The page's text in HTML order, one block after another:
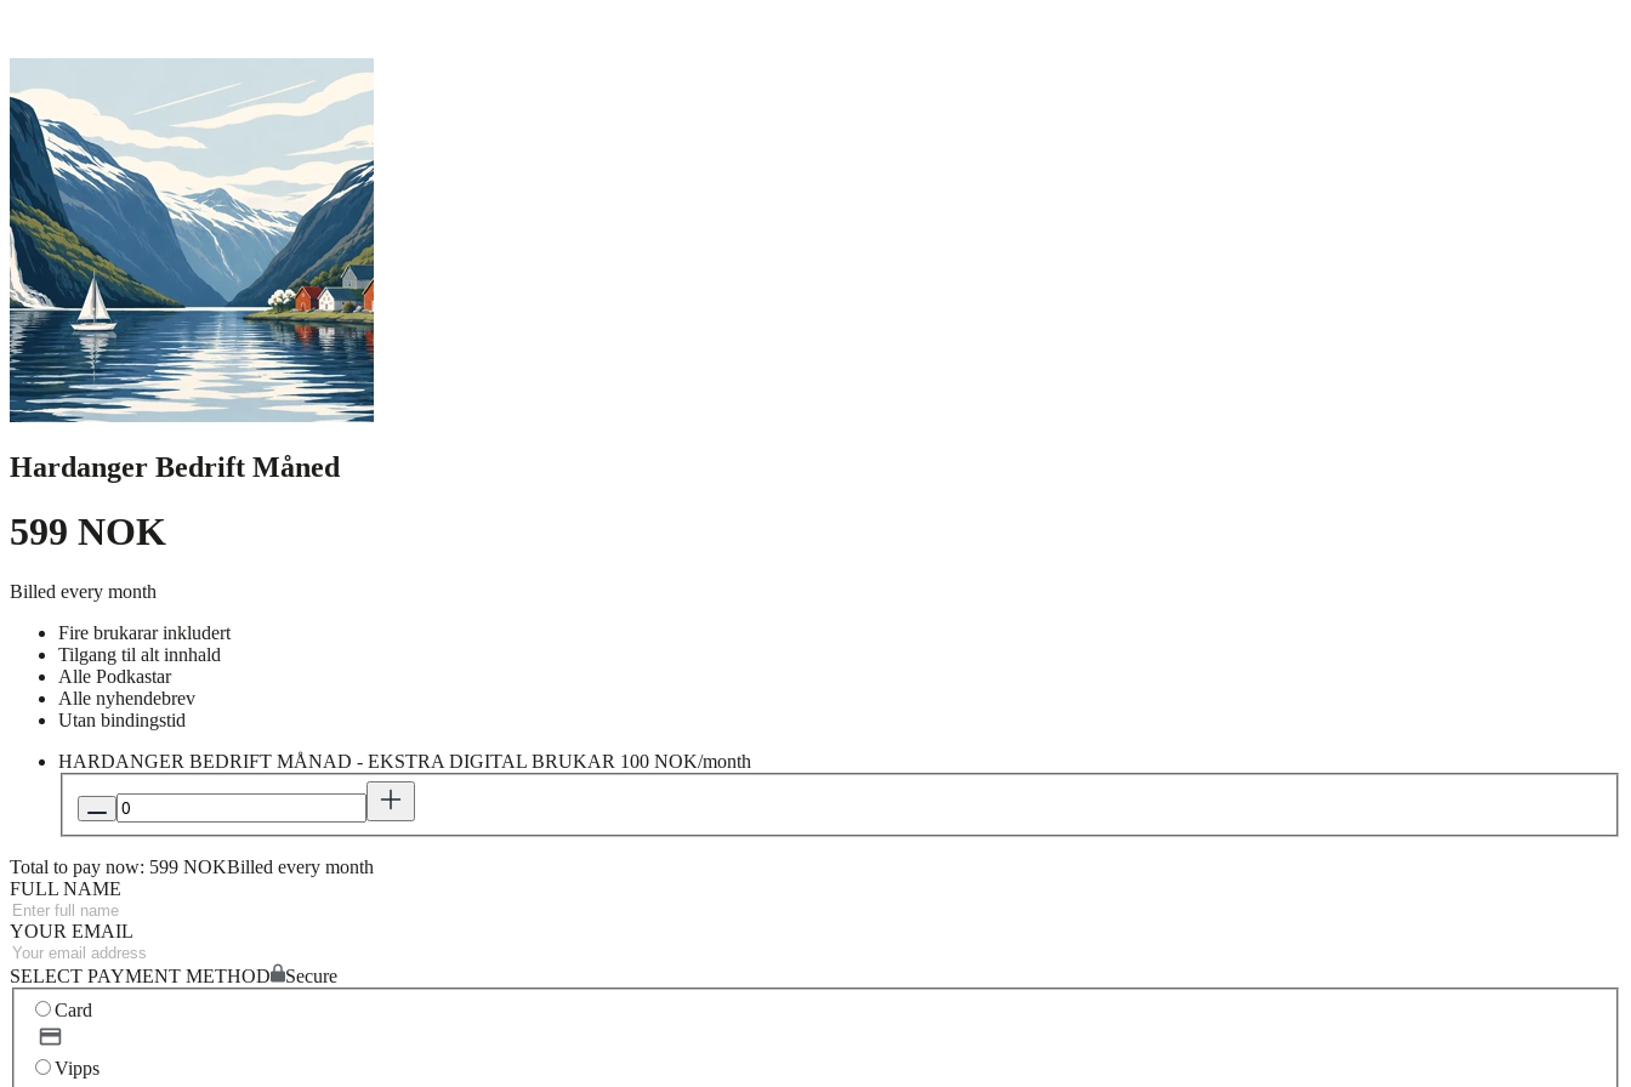
Hardanger Bedrift Måned
599 NOK
Billed every month
Fire brukarar inkludert
Tilgang til alt innhald
Alle Podkastar
Alle nyhendebrev
Utan bindingstid
HARDANGER BEDRIFT MÅNAD - EKSTRA DIGITAL BRUKAR 100 NOK/month
Total to pay now: 599 NOKBilled every month
FULL NAME
YOUR EMAIL
SELECT PAYMENT METHOD
Secure
Card
Vipps